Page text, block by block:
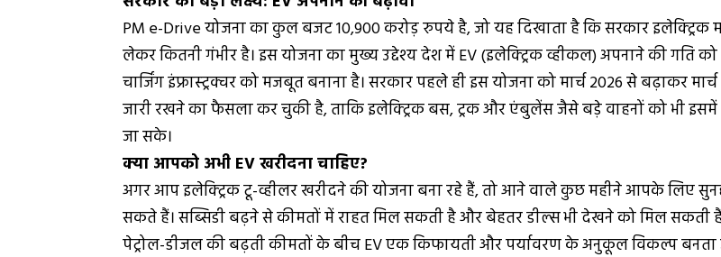
PM e-Drive योजना का कुल बजट 10,900 करोड़ रुपये है, जो यह दिखाता है कि सरकार इलेक्ट्रिक
लेकर कितनी गंभीर है। इस योजना का मुख्य उद्देश्य देश में EV (इलेक्ट्रिक व्हीकल) अपनाने की गति
चार्जिंग इंफ्रास्ट्रक्चर को मजबूत बनाना है। सरकार पहले ही इस योजना को मार्च 2026 से बढ़ाकर
जारी रखने का फैसला कर चुकी है, ताकि इलेक्ट्रिक बस, ट्रक और एंबुलेंस जैसे बड़े वाहनों को भी इसमें
जा सके।
क्या आपको अभी EV खरीदना चाहिए?
अगर आप इलेक्ट्रिक टू-व्हीलर खरीदने की योजना बना रहे हैं, तो आने वाले कुछ महीने आपके लिए
सकते हैं। सब्सिडी बढ़ने से कीमतों में राहत मिल सकती है और बेहतर डील्स भी देखने को मिल सकती
पेट्रोल-डीजल की बढ़ती कीमतों के बीच EV एक किफायती और पर्यावरण के अनुकूल विकल्प बनता